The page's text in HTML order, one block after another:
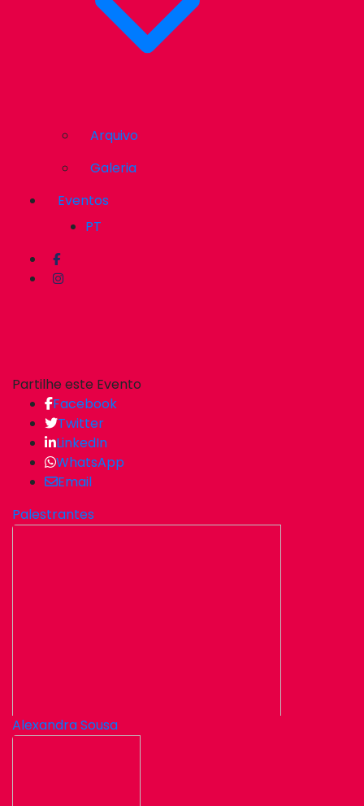
Arquivo
Galeria
Eventos
PT
Partilhe este Evento
Facebook
Twitter
LinkedIn
WhatsApp
Email
Palestrantes
Alexandra Sousa